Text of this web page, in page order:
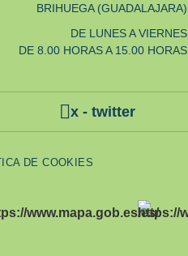
BRIHUEGA (GUADALAJARA)
DE LUNES A VIERNES
DE 8.00 HORAS A 15.00 HORAS
x - twitter
DE COOKIES